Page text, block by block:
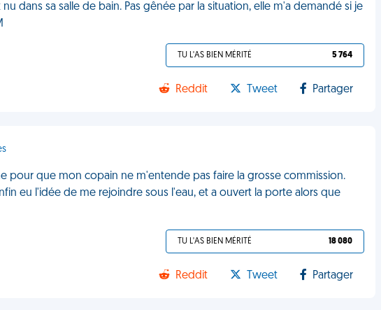
dans sa salle de bain. Pas gênée par la situation, elle m'a demandé si je
TU L'AS BIEN MÉRITÉ 5 764
Reddit Tweet Partager
pour que mon copain ne m'entende pas faire la grosse commission.
eu l'idée de me rejoindre sous l'eau, et a ouvert la porte alors que
TU L'AS BIEN MÉRITÉ 18 080
Reddit Tweet Partager